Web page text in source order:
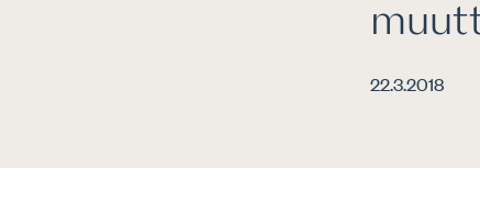
22.3.2018